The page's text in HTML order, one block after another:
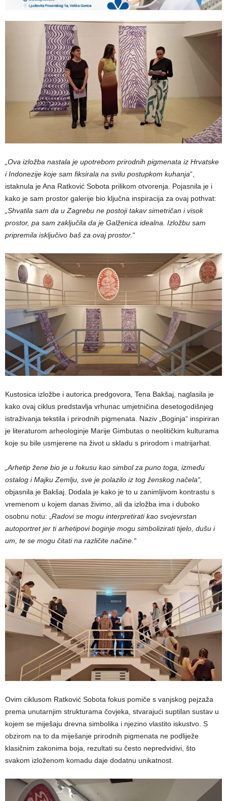
„Ova izložba nastala je upotrebom prirodnih pigmenata iz Hrvatske
i Indonezije koje sam fiksirala na svilu postupkom kuhanja“,
istaknula je Ana Ratković Sobota prilikom otvorenja. Pojasnila je i
kako je sam prostor galerije bio ključna inspiracija za ovaj pothvat:
„Shvatila sam da u Zagrebu ne postoji takav simetričan i visok
prostor, pa sam zaključila da je Galženica idealna. Izložbu sam
pripremila isključivo baš za ovaj prostor.“
Kustosica izložbe i autorica predgovora, Tena Bakšaj, naglasila je
kako ovaj ciklus predstavlja vrhunac umjetničina desetogodišnjeg
istraživanja tekstila i prirodnih pigmenata. Naziv „Boginja“ inspiriran
je literaturom arheologinje Marije Gimbutas o neolitičkim kulturama
koje su bile usmjerene na život u skladu s prirodom i matrijarhat.
„Arhetip žene bio je u fokusu kao simbol za puno toga, između
ostalog i Majku Zemlju, sve je polazilo iz tog ženskog načela“,
objasnila je Bakšaj. Dodala je kako je to u zanimljivom kontrastu s
vremenom u kojem danas živimo, ali da izložba ima i duboko
osobnu notu: „ Radovi se mogu interpretirati kao svojevrstan
autoportret jer ti arhetipovi boginje mogu simbolizirati tijelo, dušu i
um, te se mogu čitati na različite načine.“
Ovim ciklusom Ratković Sobota fokus pomiče s vanjskog pejzaža
prema unutarnjim strukturama čovjeka, stvarajući suptilan sustav u
kojem se miješaju drevna simbolika i njezino vlastito iskustvo. S
obzirom na to da miješanje prirodnih pigmenata ne podliježe
klasičnim zakonima boja, rezultati su često nepredvidivi, što
svakom izloženom komadu daje dodatnu unikatnost.